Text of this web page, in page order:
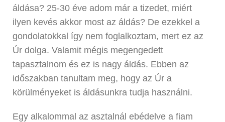
áldása? 25-30 éve adom már a tizedet, miért
ilyen kevés akkor most az áldás? De ezekkel a
gondolatokkal így nem foglalkoztam, mert ez az
Úr dolga. Valamit mégis megengedett
tapasztalnom és ez is nagy áldás. Ebben az
időszakban tanultam meg, hogy az Úr a
körülményeket is áldásunkra tudja használni.
Egy alkalommal az asztalnál ebédelve a fiam